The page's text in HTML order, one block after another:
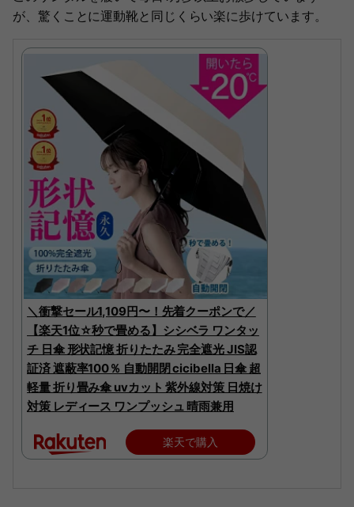
が、驚くことに運動靴と同じくらい楽に歩けています。
＼衝撃セール1,109円〜！先着クーポンで／
【楽天1位☆秒で畳める】シシベラ ワンタッ
チ 日傘 形状記憶 折りたたみ 完全遮光 JIS認
証済 遮蔽率100％ 自動開閉 cicibella 日傘 超
軽量 折り畳み傘 uvカット 紫外線対策 日焼け
対策 レディース ワンプッシュ 晴雨兼用
楽天で購入